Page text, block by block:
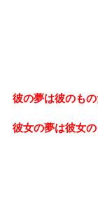
彼の夢は彼のもの
彼女の夢は彼女の